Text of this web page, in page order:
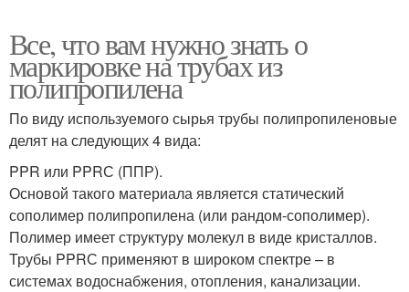
Все, что вам нужно знать о
маркировке на трубах из
полипропилена
По виду используемого сырья трубы полипропиленовые
делят на следующих 4 вида:
PPR или PPRС (ППР).
Основой такого материала является статический
сополимер полипропилена (или рандом-сополимер).
Полимер имеет структуру молекул в виде кристаллов.
Трубы PPRС применяют в широком спектре – в
системах водоснабжения, отопления, канализации.